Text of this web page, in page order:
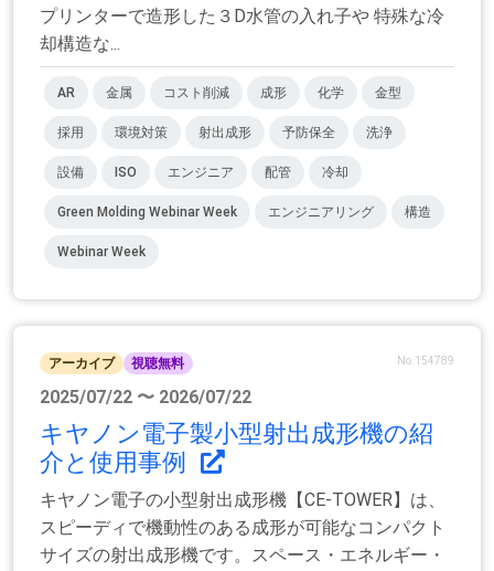
プリンターで造形した３D水管の入れ子や 特殊な冷
却構造な...
AR 金属 コスト削減 成形 化学 金型
採用 環境対策 射出成形 予防保全 洗浄
設備 ISO エンジニア 配管 冷却
Green Molding Webinar Week エンジニアリング 構造
Webinar Week
アーカイブ 視聴無料 No.154789
2025/07/22 〜 2026/07/22
キヤノン電子製小型射出成形機の紹
介と使用事例
キヤノン電子の小型射出成形機【CE-TOWER】は、
スピーディで機動性のある成形が可能なコンパクト
サイズの射出成形機です。スペース・エネルギー・